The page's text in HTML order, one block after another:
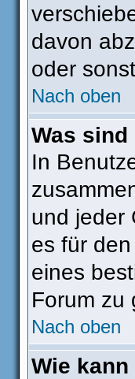
davon
oder
Nach oben
Was
In
und jeder
es für
eines
Forum zu
Nach oben
Wie